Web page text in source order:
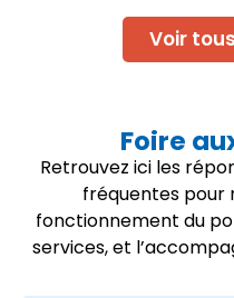
Voir
Foire
Retrouvez ici les
fréquentes pour
fonctionnement du
services, et